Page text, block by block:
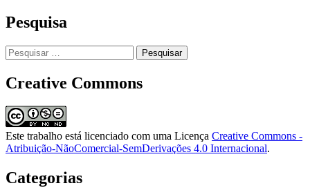
Pesquisa
Pesquisar
por:
Creative Commons
Este trabalho está licenciado com uma Licença Creative Commons -
Atribuição-NãoComercial-SemDerivações 4.0 Internacional.
Categorias